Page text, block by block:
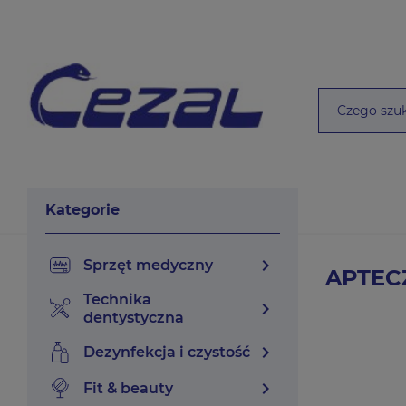
Kategorie
sprzęt medyczny chevron_right
technika
dentystyczna
chevron_right
dezynfekcja i czystość chevron_right
fit & beauty chevron_right